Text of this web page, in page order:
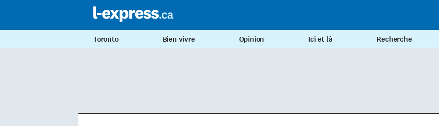
Toronto Bien vivre Opinion Ici et là Recherche